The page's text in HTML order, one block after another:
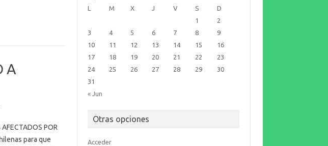
A
POR
para que
L
M X J V S D
« Jun
1
2
3
4 5 6 7 8
9
10
11 12 13 14 15
16
17
18 19 20 21 22
23
24
25 26 27 28 29
30
31
Otras opciones
Acceder